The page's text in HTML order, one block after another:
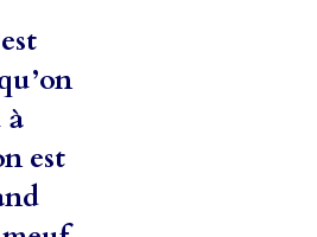
à
est